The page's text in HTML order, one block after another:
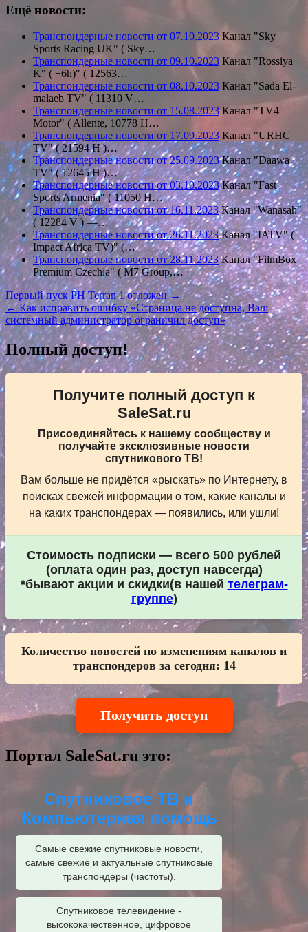
Ещё новости:
Транспондерные новости от 07.10.2023 Канал "Sky
Sports Racing UK" ( Sky…
Транспондерные новости от 09.10.2023 Канал "Rossiya
K" ( +6h)" ( 12563…
Транспондерные новости от 08.10.2023 Канал "Sada El-
malaeb TV" ( 11310 V…
Транспондерные новости от 15.08.2023Канал "TV4
Motor" ( Allente, 10778 H…
Транспондерные новости от 17.09.2023 Канал "URHC
TV" ( 21594 Н )…
Транспондерные новости от 25.09.2023Канал "Daawa
TV" ( 12645 H )…
Транспондерные новости от 03.10.2023Канал "Fast
Sports Armenia" ( 11050 H…
Транспондерные новости от 16.11.2023Канал "Wanasah"
( 12284 V ) —…
Транспондерные новости от 26.11.2023Канал "IATV" (
Impact Africa TV)" (…
Транспондерные новости от 28.11.2023Канал "FilmBox
Premium Czechia" ( M7 Group,…
Навигация
по
записям
Первый пуск РН Terran 1 отложен →
← Как исправить ошибку «Cтраница не доступна, Ваш
системный администратор ограничил доступ»
Полный доступ!
Получите полный доступ к
SaleSat.ru
Присоединяйтесь к нашему сообществу и
получайте эксклюзивные новости
спутникового ТВ!
Вам больше не придётся «рыскать» по Интернету, в
поисках свежей информации о том, какие каналы и
на каких транспондерах — появились, или ушли!
Стоимость подписки — всего 500 рублей
(оплата один раз, доступ навсегда)
*бывают акции и скидки(в нашей телеграм-
группе)
Количество новостей по изменениям каналов и
транспондеров за сегодня: 14
Получить доступ
Портал SaleSat.ru это:
Спутниковое ТВ и
Компьютерная помощь
Самые свежие спутниковые новости,
самые свежие и актуальные спутниковые
транспондеры (частоты).
Спутниковое телевидение -
высококачественное, цифровое